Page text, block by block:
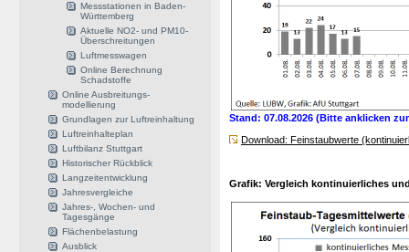
Messstationen in Baden-
Württemberg
Aktuelle NO2- und PM10-
Überschreitungen
Luftmesswagen
Online Berechnung
Schadstoffe
Online Ausbreitungs-
modellierung
Grundlagen zur Luftreinhaltung
Luftreinhalteplan
Luftbilanz Stuttgart
Historischer Rückblick
Langzeitentwicklung
Jahresvergleiche
Jahres-, Wochen- und
Tagesgänge
Flächenbelastung
Ausblick
Stand: 07.08.2026 (Bitte anklicken
Download: Feinstaubwerte
Grafik: Vergleich kontinuierliches